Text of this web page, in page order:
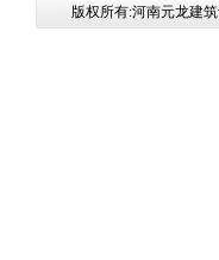
版权所有:河南元龙建